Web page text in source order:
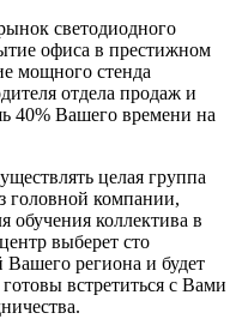
светодиодного
офиса в престижном
мощного стенда
отдела продаж и
40% Вашего времени на
целая группа
головной компании,
обучения коллектива в
выберет сто
региона и будет
встретиться с Вами